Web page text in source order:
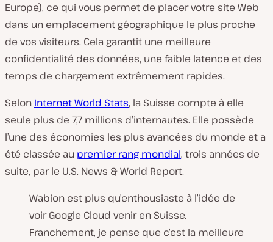
Europe), ce qui vous permet de placer votre site Web
dans un emplacement géographique le plus proche
de vos visiteurs. Cela garantit une meilleure
confidentialité des données, une faible latence et des
temps de chargement extrêmement rapides.
Selon Internet World Stats, la Suisse compte à elle
seule plus de 7,7 millions d’internautes. Elle possède
l’une des économies les plus avancées du monde et a
été classée au premier rang mondial, trois années de
suite, par le U.S. News & World Report.
Wabion est plus qu’enthousiaste à l’idée de
voir Google Cloud venir en Suisse.
Franchement, je pense que c’est la meilleure